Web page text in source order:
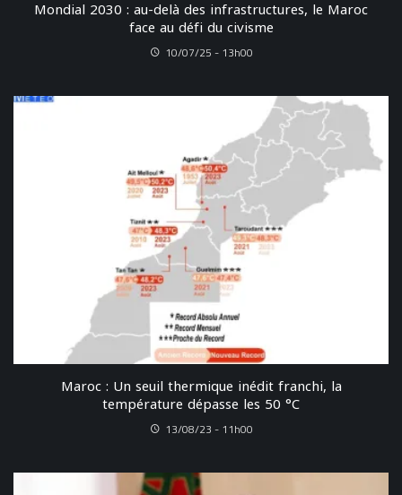
Mondial 2030 : au-delà des infrastructures, le Maroc
face au défi du civisme
10/07/25 - 13h00
Maroc : Un seuil thermique inédit franchi, la
température dépasse les 50 °C
13/08/23 - 11h00